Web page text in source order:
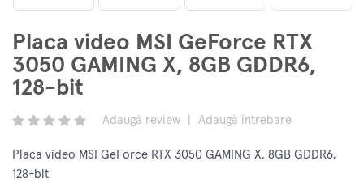
Placa video MSI GeForce RTX
3050 GAMING X, 8GB GDDR6,
128-bit
Adaugă review Adaugă întrebare
Placa video MSI GeForce RTX 3050 GAMING X, 8GB GDDR6,
128-bit